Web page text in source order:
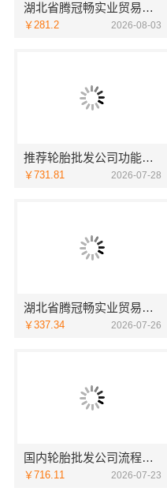
湖北省腾冠畅实业贸易有限公司，国内轮胎平台解决方案分享
￥281.2 2026-08-03
推荐轮胎批发公司功能多，湖北省腾冠畅实业贸易有限公司全方面！
￥731.81 2026-07-28
湖北省腾冠畅实业贸易有限公司：国内轮胎平台解决方案推荐
￥337.34 2026-07-26
国内轮胎批发公司流程详解湖北省腾冠畅实业贸易有限公司
￥716.11 2026-07-23